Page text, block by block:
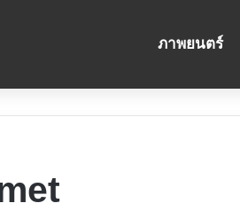
ภาพยนตร์